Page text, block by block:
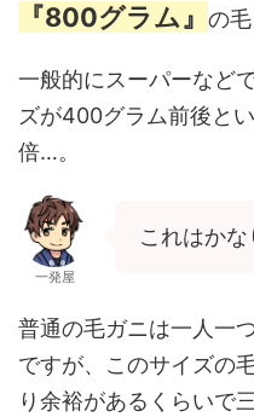
『800グラム』 の
一般的にスーパーなど
ズが400グラム前後と
倍…。
一発屋
これはかな
普通の毛ガニは一人一
ですが、このサイズの
り余裕があるくらいで